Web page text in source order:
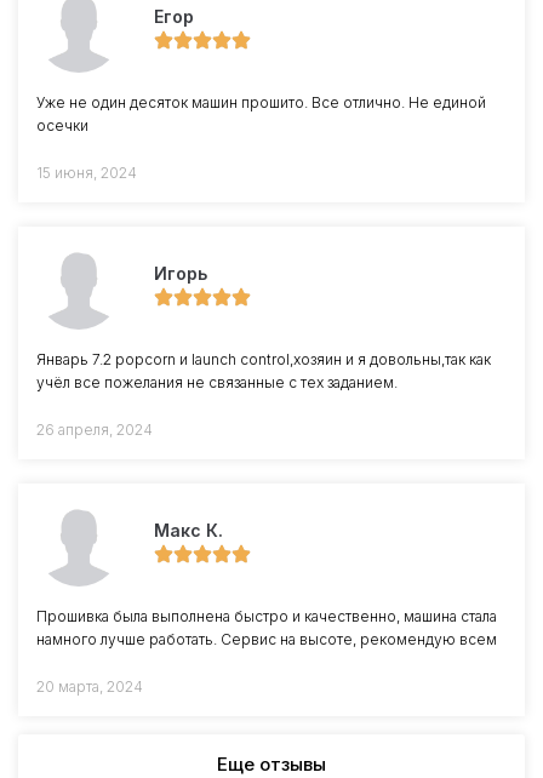
Егор
Уже не один десяток машин прошито. Все отлично. Не единой
осечки
15 июня, 2024
Игорь
Январь 7.2 popcorn и launch control,хозяин и я довольны,так как
учёл все пожелания не связанные с тех заданием.
26 апреля, 2024
Макс К.
Прошивка была выполнена быстро и качественно, машина стала
намного лучше работать. Сервис на высоте, рекомендую всем
20 марта, 2024
Еще отзывы